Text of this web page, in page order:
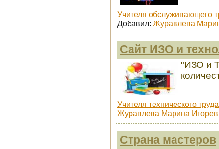
Учителя обслуживающего
Добавил: Журавлева
Сайт ИЗО и
"ИЗО и
Учителя технического труда
Журавлева Марина
Страна мастеров